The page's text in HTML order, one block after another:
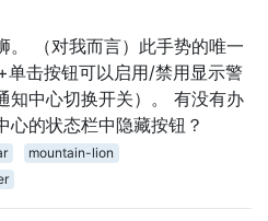
。 （对我而言）此手势的唯一
击按钮可以启用/禁用显示警
知中心切换开关）。 有没有办
心的状态栏中隐藏按钮？
mountain-lion